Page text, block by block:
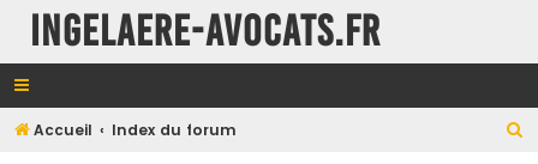
INGELAERE-AVOCATS.FR
Accueil Index du forum